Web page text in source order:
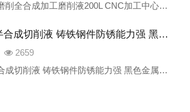
白城铸铁防锈磨削全合成加工磨削液200L CNC加工中心绿色车床切削液衡水朱雀新材料科技有限公司是一家专业研发生产工业润滑油产品的厂家，致力为金属加工领域提供绿色、安全、高性价比的高端产品。我公司主要产品
白城德兰帝半合成切削液 铸铁钢件防锈能力强 黑色金属磨削润滑
2659
白城德兰帝半合成切削液 铸铁钢件防锈能力强 黑色金属磨削润滑衡水朱雀新材料科技有限公司是一家专业研发生产工业润滑油产品的厂家，致力为金属加工领域提供绿色、安全、高性价比的高端产品。我公司主要产品产品包含：